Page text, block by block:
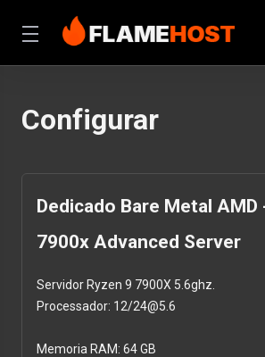
Configurar
Dedicado Bare Metal AMD
7900x Advanced Server
Servidor Ryzen 9 7900X 5.6ghz.
Processador: 12/24@5.6
Memoria RAM: 64 GB